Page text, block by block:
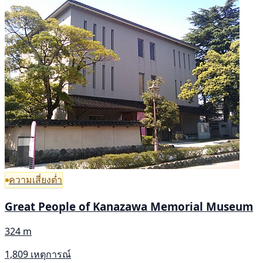
ความเสี่ยงต่ำ
Great People of Kanazawa Memorial Museum
324 m
1,809 เหตุการณ์